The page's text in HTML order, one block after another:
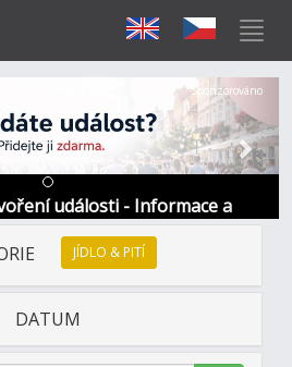
události - Informace a
Další
Sponzorováno
JÍDLO & PITÍ
DATUM